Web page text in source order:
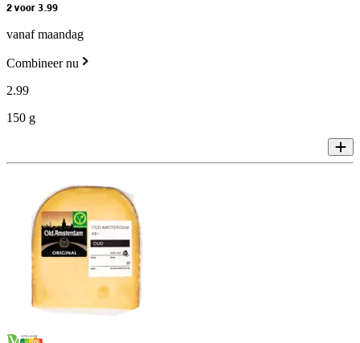
2 voor 3.99
vanaf maandag
Combineer nu
2.99
150 g